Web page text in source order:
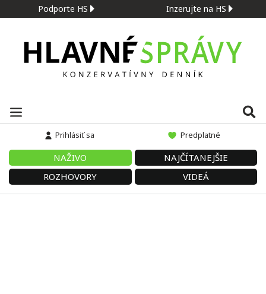
Podporte HS Inzerujte na HS
Prihlásiť sa Predplatné
NAŽIVO
NAJČÍTANEJŠIE
ROZHOVORY
VIDEÁ